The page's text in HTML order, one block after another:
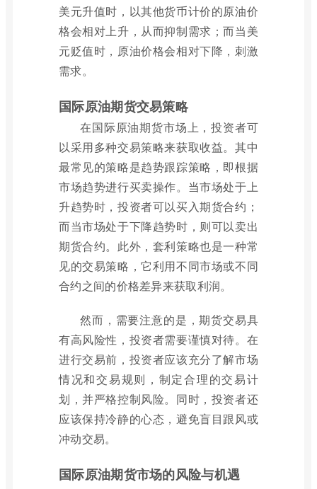
美元升值时，以其他货币计价的原油价
格会相对上升，从而抑制需求；而当美
元贬值时，原油价格会相对下降，刺激
需求。
国际原油期货交易策略
在国际原油期货市场上，投资者可
以采用多种交易策略来获取收益。其中
最常见的策略是趋势跟踪策略，即根据
市场趋势进行买卖操作。当市场处于上
升趋势时，投资者可以买入期货合约；
而当市场处于下降趋势时，则可以卖出
期货合约。此外，套利策略也是一种常
见的交易策略，它利用不同市场或不同
合约之间的价格差异来获取利润。
然而，需要注意的是，期货交易具
有高风险性，投资者需要谨慎对待。在
进行交易前，投资者应该充分了解市场
情况和交易规则，制定合理的交易计
划，并严格控制风险。同时，投资者还
应该保持冷静的心态，避免盲目跟风或
冲动交易。
国际原油期货市场的风险与机遇